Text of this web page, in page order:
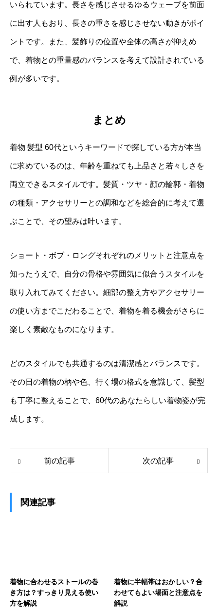
いられています。長さを感じさせるゆるウェーブを前面
に出す人もおり、長さの重さを感じさせない動きがポイ
ントです。また、髪飾りの位置や全体の高さが抑えめ
で、着物との重量感のバランスを考えて設計されている
例が多いです。
まとめ
着物 髪型 60代というキーワードで探している方が本当
に求めているのは、年齢を重ねても上品さと若々しさを
両立できるスタイルです。髪質・ツヤ・顔の輪郭・着物
の種類・アクセサリーとの調和などを総合的に考えて選
ぶことで、その望みは叶います。
ショート・ボブ・ロングそれぞれのメリットと注意点を
知ったうえで、自分の骨格や雰囲気に似合うスタイルを
取り入れてみてください。細部の整え方やアクセサリー
の使い方までこだわることで、着物を着る機会がさらに
楽しく素敵なものになります。
どのスタイルでも共通するのは清潔感とバランスです。
その日の着物の柄や色、行く場の格式を意識して、髪型
も丁寧に整えることで、60代のあなたらしい着物姿が完
成します。
前の記事 次の記事
関連記事
着物に合わせるストールの巻
き方は？すっきり見える使い
方を解説
着物に半幅帯はおかしい？合
わせてもよい場面と注意点を
解説